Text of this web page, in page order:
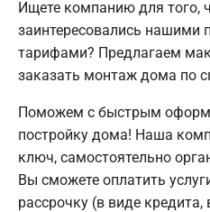
Ищете компанию для того,
заинтересовались нашими
тарифами? Предлагаем
заказать монтаж дома по
Поможем с быстрым
постройку дома! Наша
ключ, самостоятельно
Вы сможете оплатить
рассрочку (в виде кредита,